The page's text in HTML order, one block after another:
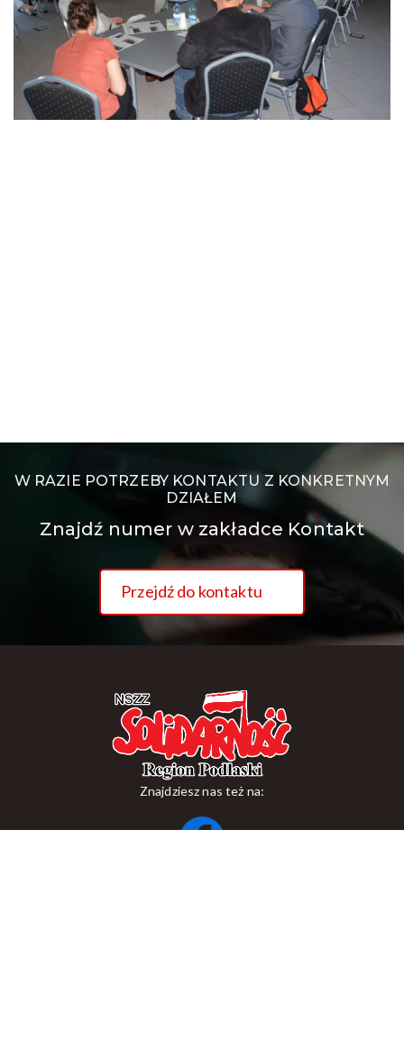
W RAZIE POTRZEBY KONTAKTU Z KONKRETNYM
DZIAŁEM
Znajdź numer w zakładce Kontakt
Przejdź do kontaktu
Znajdziesz nas też na: